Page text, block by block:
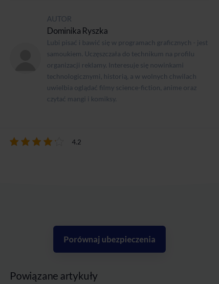
AUTOR
Dominika Ryszka
Lubi pisać i bawić się w programach graficznych - jest
samoukiem. Uczęszczała do technikum na profilu
organizacji reklamy. Interesuje się nowinkami
technologicznymi, historią, a w wolnych chwilach
uwielbia oglądać filmy science-fiction, anime oraz
czytać mangi i komiksy.
4.2
Porównaj ubezpieczenia
Powiązane artykuły